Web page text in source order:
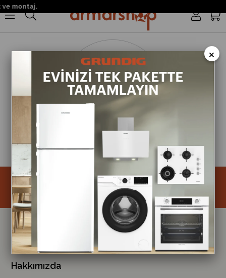
Size Özel Kampanyalar
Hemen Kayıt Ol Fırsatlardan Önce Sen Haberdar Ol!
Takipte Kal
Hakkımızda
montaj.
×